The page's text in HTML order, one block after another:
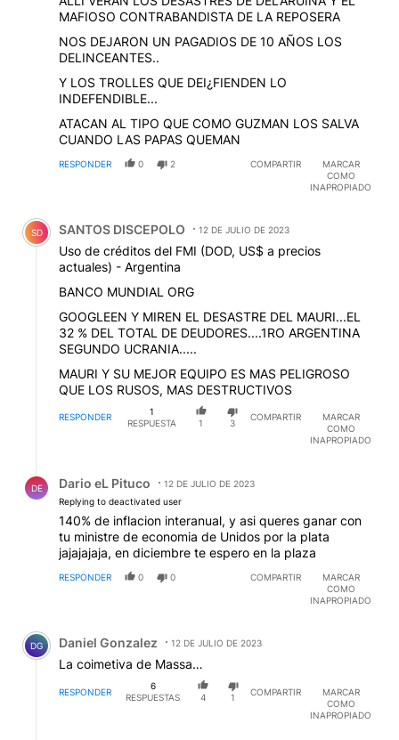
MAFIOSO CONTRABANDISTA DE LA REPOSERA
NOS DEJARON UN PAGADIOS DE 10 AÑOS LOS
DELINCEANTES..
Y LOS TROLLES QUE DEI¿FIENDEN LO
INDEFENDIBLE...
ATACAN AL TIPO QUE COMO GUZMAN LOS SALVA
CUANDO LAS PAPAS QUEMAN
RESPONDER 0 2 COMPARTIR
MARCAR
COMO
INAPROPIADO
Comentario de SANTOS DISCEPOLO.
SD SANTOS DISCEPOLO 12 DE JULIO DE 2023
Uso de créditos del FMI (DOD, US$ a precios
actuales) - Argentina
BANCO MUNDIAL ORG
GOOGLEEN Y MIREN EL DESASTRE DEL MAURI...EL
32 % DEL TOTAL DE DEUDORES....1RO ARGENTINA
SEGUNDO UCRANIA.....
MAURI Y SU MEJOR EQUIPO ES MAS PELIGROSO
QUE LOS RUSOS, MAS DESTRUCTIVOS
RESPONDER
1
RESPUESTA
1 3
COMPARTIR
MARCAR
COMO
INAPROPIADO
DE Dario eL Pituco
12 DE JULIO DE 2023
Replying to deactivated user
140% de inflacion interanual, y asi queres ganar con
tu ministre de economia de Unidos por la plata
jajajajaja, en diciembre te espero en la plaza
RESPONDER 0 0 COMPARTIR
MARCAR
COMO
INAPROPIADO
Comentario de Daniel Gonzalez.
DG Daniel Gonzalez 12 DE JULIO DE 2023
La coimetiva de Massa…
RESPONDER
6
RESPUESTAS
4 1
COMPARTIR
MARCAR
COMO
INAPROPIADO